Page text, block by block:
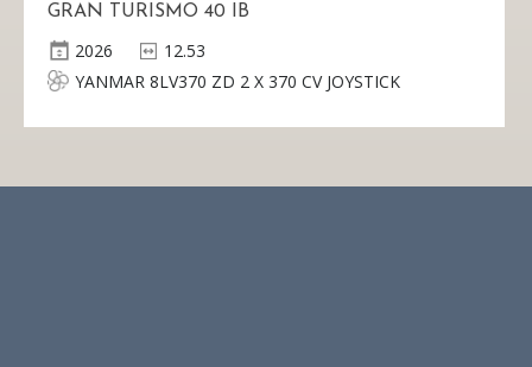
GRAN TURISMO 40 IB
2026
12.53
YANMAR 8LV370 ZD 2 X 370 CV JOYSTICK